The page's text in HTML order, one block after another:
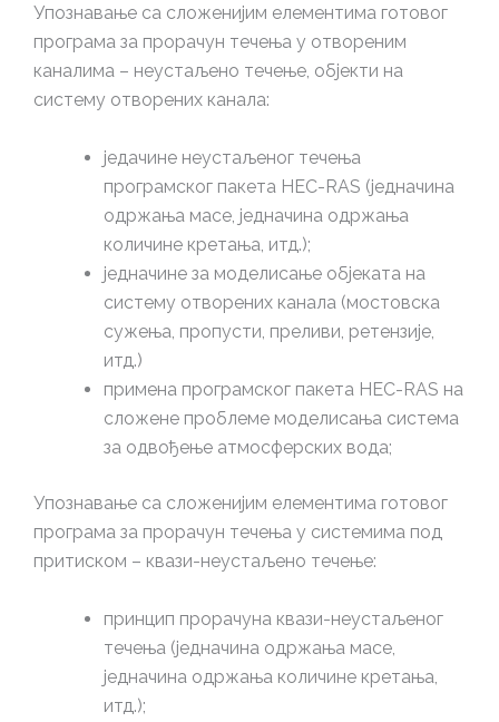
Упознавање са сложенијим елементима готовог
програма за прорачун течења у отвореним
каналима – неустаљено течење, објекти на
систему отворених канала:
једачине неустаљеног течења
програмског пакета HEC-RAS (једначина
одржања масе, једначина одржања
количине кретања, итд.);
једначине за моделисање објеката на
систему отворених канала (мостовска
сужења, пропусти, преливи, ретензије,
итд.)
примена програмског пакета HEC-RAS на
сложене проблеме моделисања система
за одвођење атмосферских вода;
Упознавање са сложенијим елементима готовог
програма за прорачун течења у системима под
притиском – квази-неустаљено течење:
принцип прорачуна квази-неустаљеног
течења (једначина одржања масе,
једначина одржања количине кретања,
итд.);